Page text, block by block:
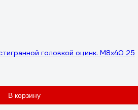
головкой оцинк. М8x40 25
В корзину